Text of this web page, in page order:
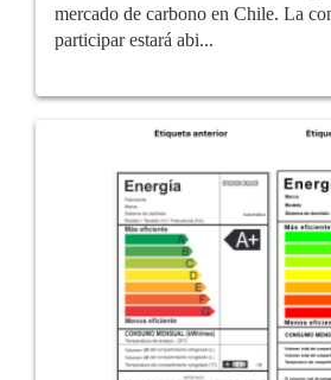
mercado de carbono en Chile. La
participar estará abi...